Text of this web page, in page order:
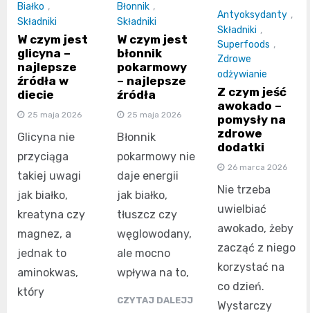
Białko ,
Składniki
W czym jest
glicyna –
najlepsze
źródła w
diecie
25 maja 2026
Glicyna nie
przyciąga
takiej uwagi
jak białko,
kreatyna czy
magnez, a
jednak to
aminokwas,
który
Błonnik ,
Składniki
W czym jest
błonnik
pokarmowy
– najlepsze
źródła
25 maja 2026
Błonnik
pokarmowy nie
daje energii
jak białko,
tłuszcz czy
węglowodany,
ale mocno
wpływa na to,
CZYTAJ DALEJJ
Antyoksydanty ,
Składniki ,
Superfoods ,
Zdrowe
odżywianie
Z czym jeść
awokado –
pomysły na
zdrowe
dodatki
26 marca 2026
Nie trzeba
uwielbiać
awokado, żeby
zacząć z niego
korzystać na
co dzień.
Wystarczy